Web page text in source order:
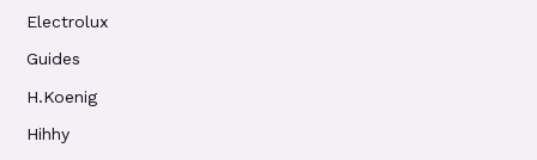
Electrolux
Guides
H.Koenig
Hihhy